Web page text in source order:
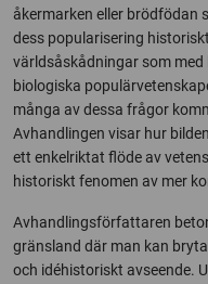
åkermarken eller brödfödan
dess popularisering
världsåskådningar som
biologiska
många av dessa frågor
Avhandlingen visar hur
ett enkelriktat flöde av
historiskt fenomen av mer
Avhandlingsförfattaren
gränsland där man kan
och idéhistoriskt avseende.